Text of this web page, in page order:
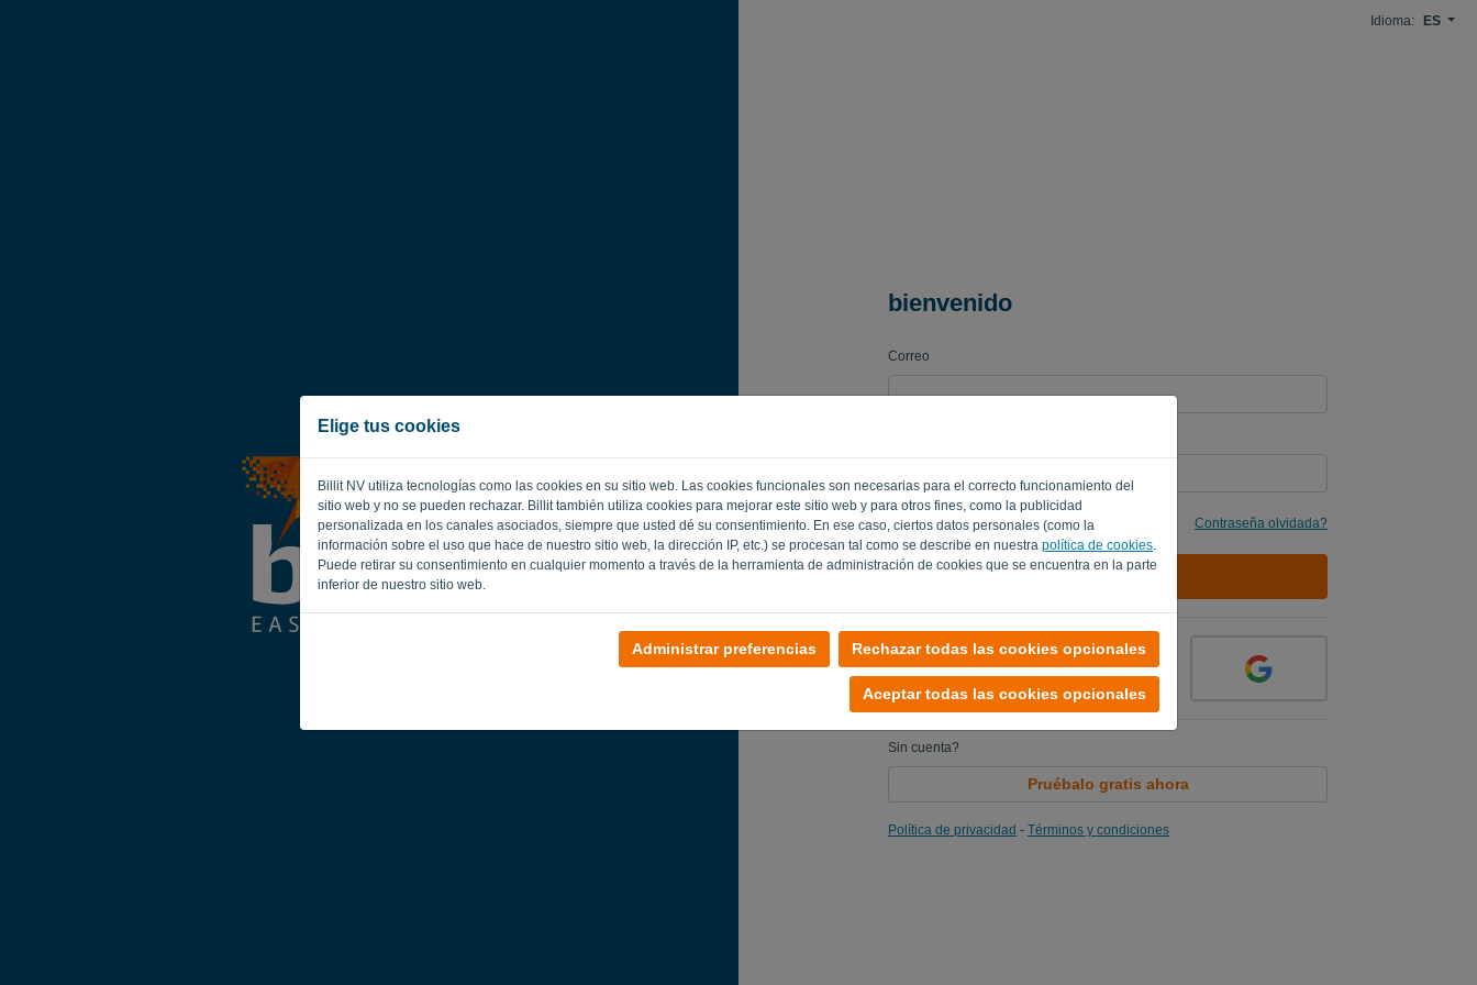
Elige tus cookies
Billit NV utiliza tecnologías como las cookies en su sitio web. Las cookies funcionales son necesarias para el correcto funcionamiento del
sitio web y no se pueden rechazar. Billit también utiliza cookies para mejorar este sitio web y para otros fines, como la publicidad
personalizada en los canales asociados, siempre que usted dé su consentimiento. En ese caso, ciertos datos personales (como la
información sobre el uso que hace de nuestro sitio web, la dirección IP, etc.) se procesan tal como se describe en nuestra política de cookies.
Puede retirar su consentimiento en cualquier momento a través de la herramienta de administración de cookies que se encuentra en la parte
inferior de nuestro sitio web.
Administrar preferencias Rechazar todas las cookies opcionales
Aceptar todas las cookies opcionales
Idioma: ES
bienvenido
Correo
Recuerda Contraseña olvidada?
INICIAR SESIÓN
Sin cuenta?
Pruébalo gratis ahora
Política de privacidad - Términos y condiciones